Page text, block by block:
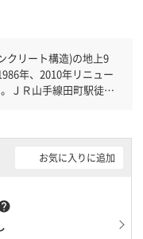
クリート構造)の地上9
ＪＲ山手線田町駅徒歩6
メです。駐車場完備なの
ア１００坪以上ある大
お気に入りに追加